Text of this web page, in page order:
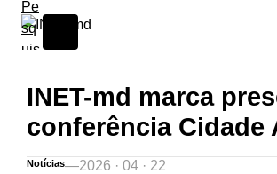
INET-md marca
conferência Cidade
Notícias—2026 · 04 · 22